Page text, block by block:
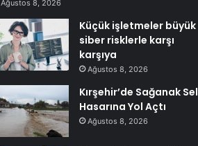
Ağustos 8, 2026
Küçük işletmeler büyük
siber risklerle karşı
karşıya
Ağustos 8, 2026
Kırşehir’de Sağanak Sel
Hasarına Yol Açtı
Ağustos 8, 2026